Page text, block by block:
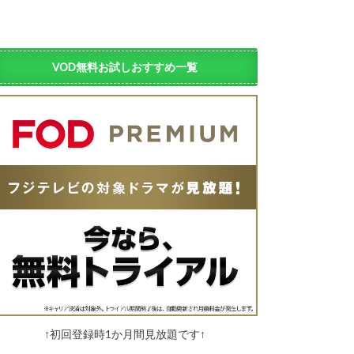
VOD無料お試しおすすめ一覧
↑初回登録時1か月間見放題です↑